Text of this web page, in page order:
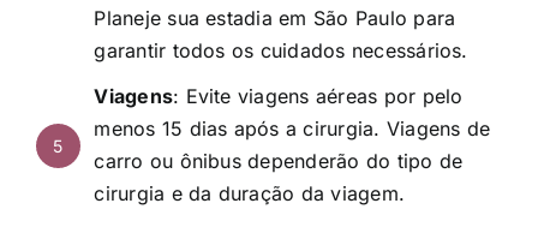
Planeje sua estadia em São Paulo para
garantir todos os cuidados necessários.
5
Viagens: Evite viagens aéreas por pelo
menos 15 dias após a cirurgia. Viagens de
carro ou ônibus dependerão do tipo de
cirurgia e da duração da viagem.